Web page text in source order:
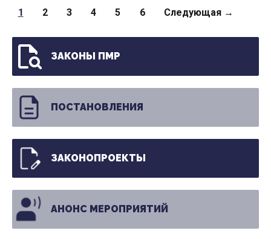
Страницы
1 2 3 4 5 6 Следующая →
ЗАКОНЫ ПМР
ПОСТАНОВЛЕНИЯ
ЗАКОНОПРОЕКТЫ
АНОНС МЕРОПРИЯТИЙ